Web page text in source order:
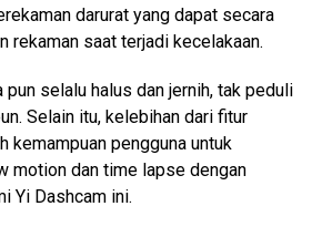
darurat yang dapat secara
rekaman saat terjadi kecelakaan.
pun selalu halus dan jernih, tak peduli
Selain itu, kelebihan dari fitur
kemampuan pengguna untuk
motion dan time lapse dengan
Yi Dashcam ini.